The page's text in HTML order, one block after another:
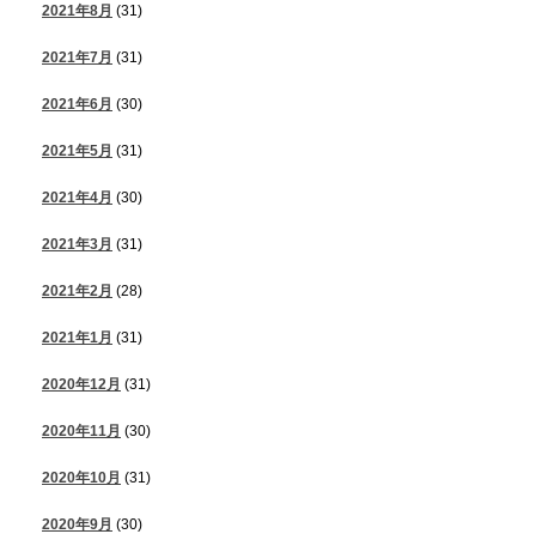
2021年8月 (31)
2021年7月 (31)
2021年6月 (30)
2021年5月 (31)
2021年4月 (30)
2021年3月 (31)
2021年2月 (28)
2021年1月 (31)
2020年12月 (31)
2020年11月 (30)
2020年10月 (31)
2020年9月 (30)